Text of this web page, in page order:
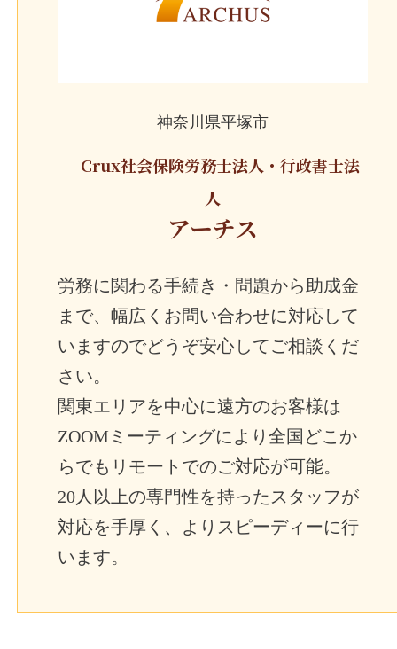
神奈川県平塚市
Crux社会保険労務士法人・行政書士法
人
アーチス
労務に関わる手続き・問題から助成金
まで、幅広くお問い合わせに対応して
いますのでどうぞ安心してご相談くだ
さい。
関東エリアを中心に遠方のお客様は
ZOOMミーティングにより全国どこか
らでもリモートでのご対応が可能。
20人以上の専門性を持ったスタッフが
対応を手厚く、よりスピーディーに行
います。